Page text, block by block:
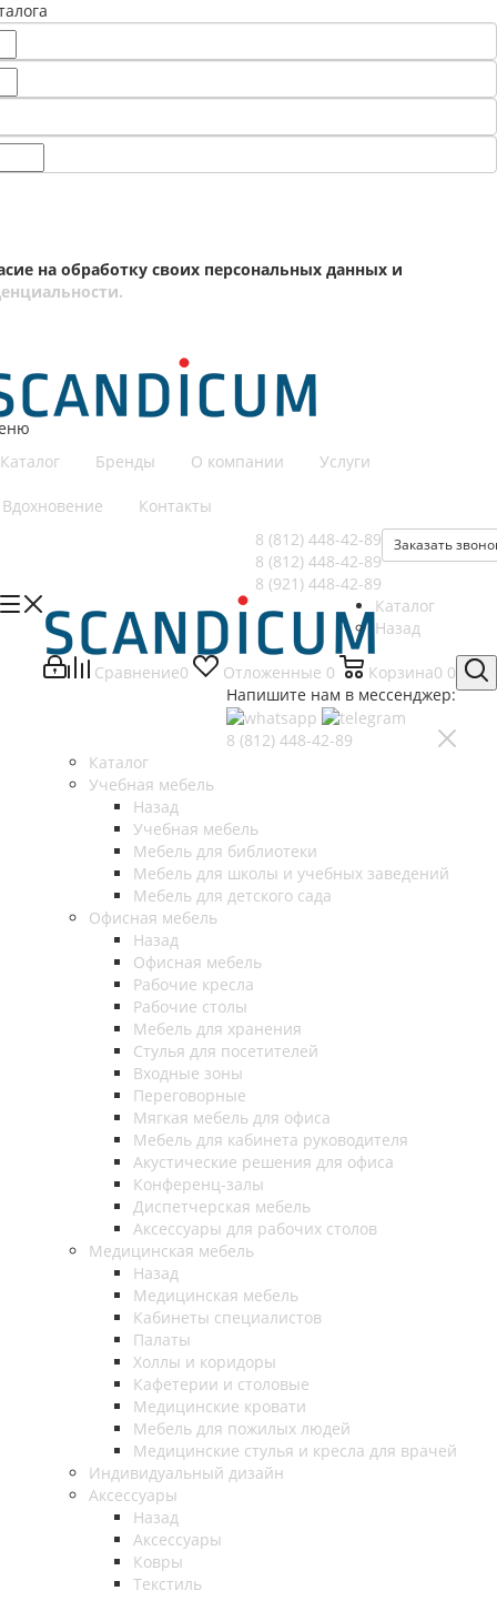
на обработку своих персональных данных и
Каталог
Бренды О компании Услуги
Вдохновение Контакты
Заказать
8 (812) 448-42-89
8 (812) 448-42-89
8 (921) 448-42-89
Сравнение0 Отложенные 0 Корзина0 0
Напишите нам в мессенджер:
8 (812) 448-42-89
Каталог
Назад
Каталог
Учебная мебель
Назад
Учебная мебель
Мебель для библиотеки
Мебель для школы и учебных заведений
Мебель для детского сада
Офисная мебель
Назад
Офисная мебель
Рабочие кресла
Рабочие столы
Мебель для хранения
Стулья для посетителей
Входные зоны
Переговорные
Мягкая мебель для офиса
Мебель для кабинета руководителя
Акустические решения для офиса
Конференц-залы
Диспетчерская мебель
Аксессуары для рабочих столов
Медицинская мебель
Назад
Медицинская мебель
Кабинеты специалистов
Палаты
Холлы и коридоры
Кафетерии и столовые
Медицинские кровати
Мебель для пожилых людей
Медицинские стулья и кресла для врачей
Индивидуальный дизайн
Аксессуары
Назад
Аксессуары
Ковры
Текстиль